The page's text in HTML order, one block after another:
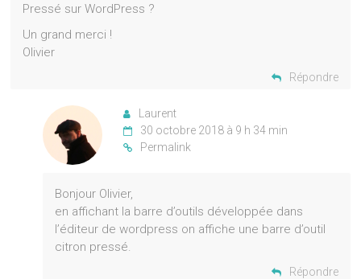
Pressé sur WordPress ?
Un grand merci !
Olivier
Répondre
Laurent
30 octobre 2018 à 9 h 34 min
Permalink
Bonjour Olivier,
en affichant la barre d’outils développée dans
l’éditeur de wordpress on affiche une barre d’outil
citron pressé.
Répondre